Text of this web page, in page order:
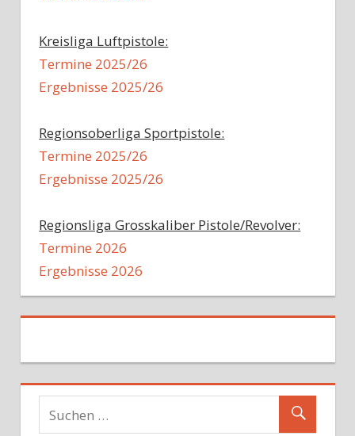
Kreisliga Luftpistole:
Termine 2025/26
Ergebnisse 2025/26
Regionsoberliga Sportpistole:
Termine 2025/26
Ergebnisse 2025/26
Regionsliga Grosskaliber Pistole/Revolver:
Termine 2026
Ergebnisse 2026